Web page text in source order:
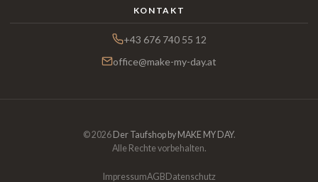
KONTAKT
+43 676 740 55 12
office@make-my-day.at
© 2026 Der Taufshop by MAKE MY DAY.
Alle Rechte vorbehalten.
ImpressumAGB Datenschutz